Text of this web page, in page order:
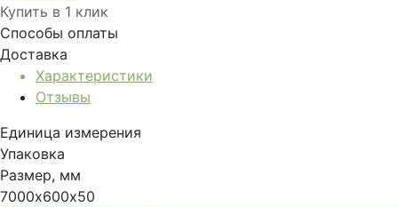
Купить в 1 клик
Способы оплаты
Доставка
Характеристики
Отзывы
Единица измерения
Упаковка
Размер, мм
7000х600х50